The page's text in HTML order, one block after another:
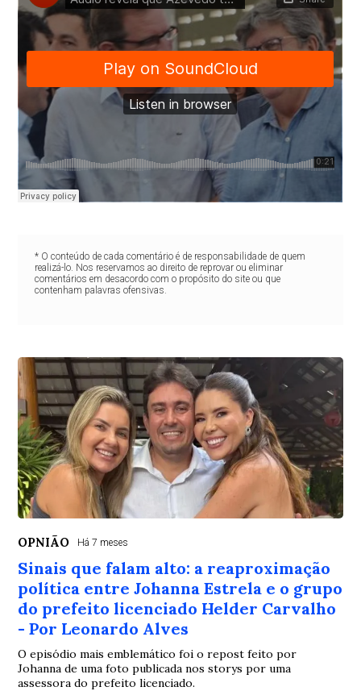
* O conteúdo de cada comentário é de responsabilidade de quem
realizá-lo. Nos reservamos ao direito de reprovar ou eliminar
comentários em desacordo com o propósito do site ou que
contenham palavras ofensivas.
OPNIÃO Há 7 meses
Sinais que falam alto: a reaproximação
política entre Johanna Estrela e o grupo
do prefeito licenciado Helder Carvalho
- Por Leonardo Alves
O episódio mais emblemático foi o repost feito por
Johanna de uma foto publicada nos storys por uma
assessora do prefeito licenciado.